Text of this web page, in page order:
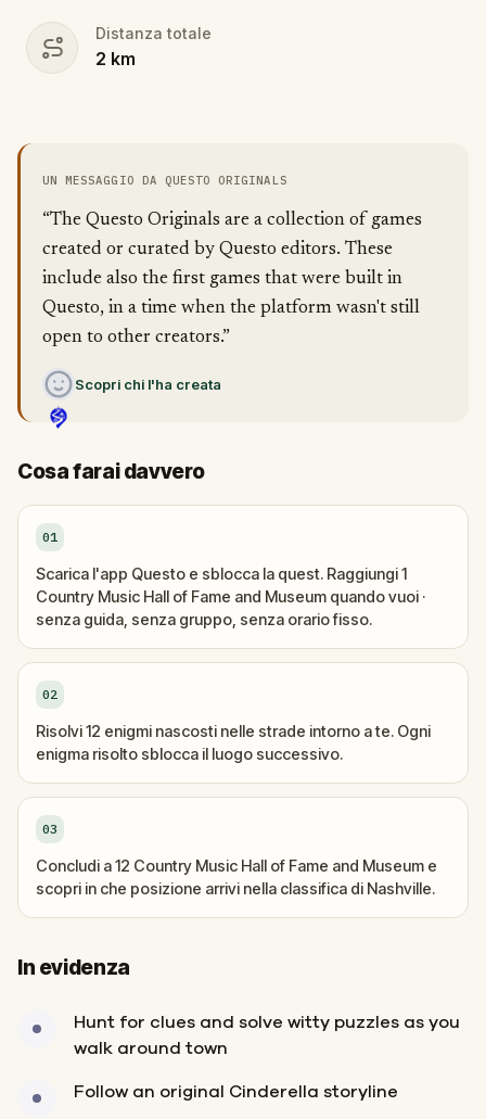
after?
Distanza totale
2 km
UN MESSAGGIO DA QUESTO ORIGINALS
“The Questo Originals are a collection of games
created or curated by Questo editors. These
include also the first games that were built in
Questo, in a time when the platform wasn't still
open to other creators.”
Scopri chi l'ha creata
Cosa farai davvero
01
Scarica l'app Questo e sblocca la quest. Raggiungi 1
Country Music Hall of Fame and Museum quando vuoi ·
senza guida, senza gruppo, senza orario fisso.
02
Risolvi 12 enigmi nascosti nelle strade intorno a te. Ogni
enigma risolto sblocca il luogo successivo.
03
Concludi a 12 Country Music Hall of Fame and Museum e
scopri in che posizione arrivi nella classifica di Nashville.
In evidenza
Hunt for clues and solve witty puzzles as you
walk around town
Follow an original Cinderella storyline